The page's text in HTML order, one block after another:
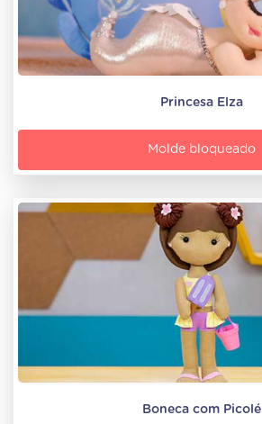
Princesa Elza
Molde bloqueado
Boneca com Picolé